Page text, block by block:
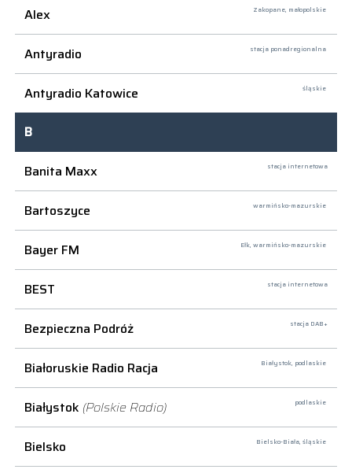
Alex Zakopane, małopolskie
Antyradio stacja ponadregionalna
Antyradio Katowice śląskie
B
Banita Maxx
stacja internetowa
Bartoszyce warmińsko-mazurskie
Bayer FM Ełk, warmińsko-mazurskie
BEST stacja internetowa
Bezpieczna Podróż stacja DAB+
Białoruskie Radio Racja Białystok, podlaskie
Białystok (Polskie Radio) podlaskie
Bielsko Bielsko-Biała, śląskie